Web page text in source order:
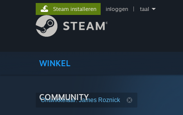
WINKEL
COMMUNITY
Steam installeren inloggen taal
Ontwikkelaar: James Roznick